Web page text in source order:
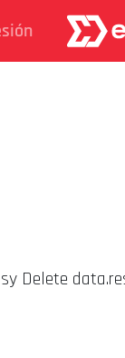
Delete